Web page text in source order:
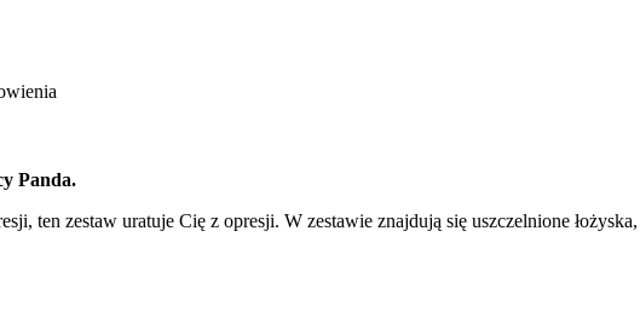
Panda.
ten zestaw uratuje Cię z opresji. W zestawie znajdują się uszczelnione